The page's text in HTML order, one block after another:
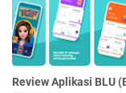
Review Aplikasi BLU